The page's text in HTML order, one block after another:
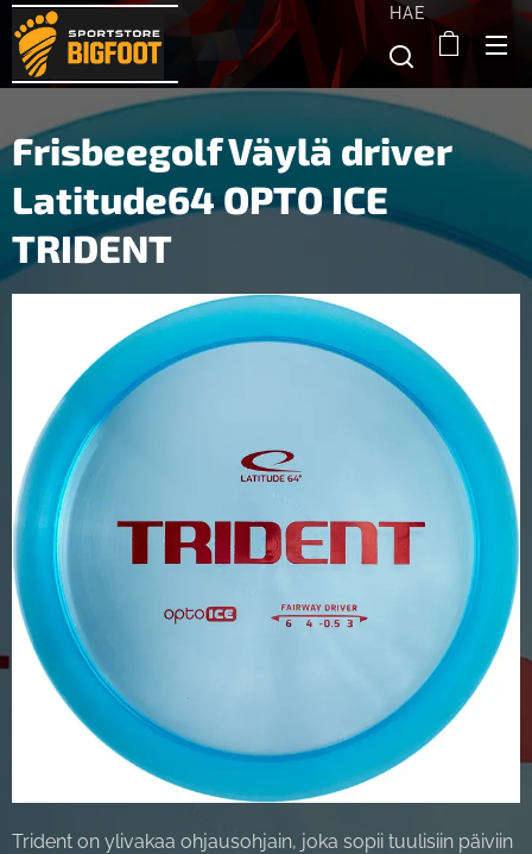
HAE
Frisbeegolf Väylä driver
Latitude64 OPTO ICE
TRIDENT
Trident on ylivakaa ohjausohjain, joka sopii tuulisiin päiviin